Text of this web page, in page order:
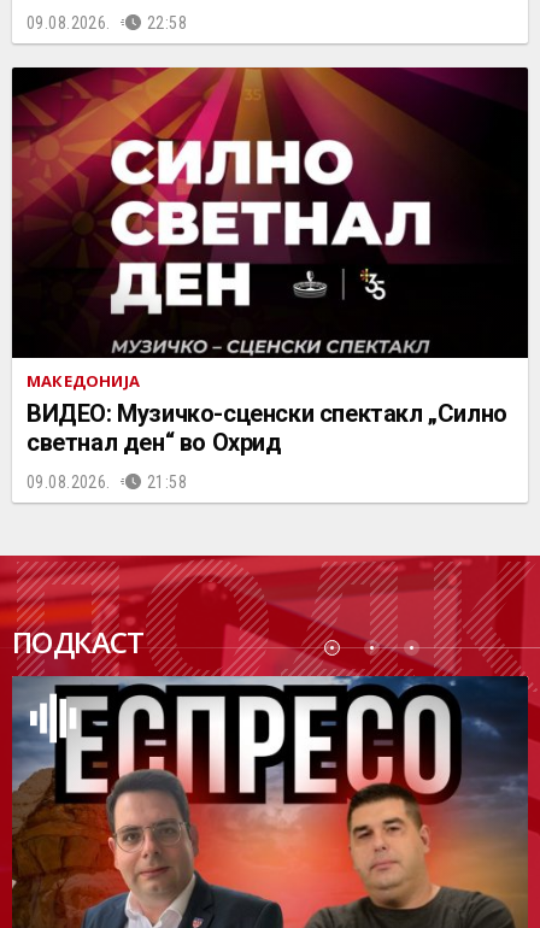
09.08.2026. 22:58
МАКЕДОНИЈА
ВИДЕО: Музичко-сценски спектакл „Силно
светнал ден“ во Охрид
09.08.2026. 21:58
ПОДКАСТ
ПОДК
АСТ